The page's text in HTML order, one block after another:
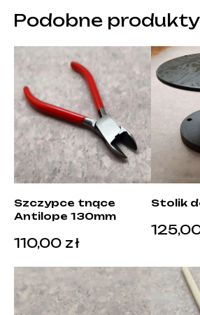
Podobne produkty
Szczypce tnące
Antilope 130mm
110,00 zł
Stolik